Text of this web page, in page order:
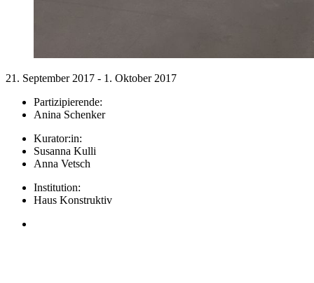
21. September 2017 - 1. Oktober 2017
Partizipierende:
Anina Schenker
Kurator:in:
Susanna Kulli
Anna Vetsch
Institution:
Haus Konstruktiv